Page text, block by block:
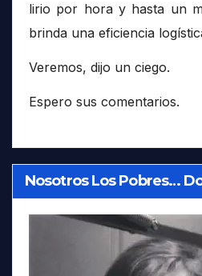
lirio por hora y hasta un
brinda una eficiencia
Veremos, dijo un ciego.
Espero sus comentarios.
Nosotros Los Pobres…